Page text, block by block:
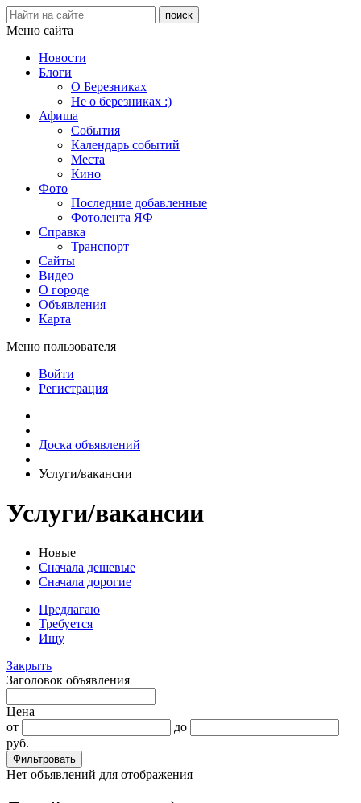
Меню сайта
Новости
Блоги
О Березниках
Не о березниках :)
Афиша
События
Календарь событий
Места
Кино
Фото
Последние добавленные
Фотолента ЯФ
Справка
Транспорт
Сайты
Видео
О городе
Объявления
Карта
Меню пользователя
Войти
Регистрация
Доска объявлений
Услуги/вакансии
Услуги/вакансии
Новые
Сначала дешевые
Сначала дорогие
Предлагаю
Требуется
Ищу
Закрыть
Заголовок объявления
Цена
от
до
руб.
Нет объявлений для отображения